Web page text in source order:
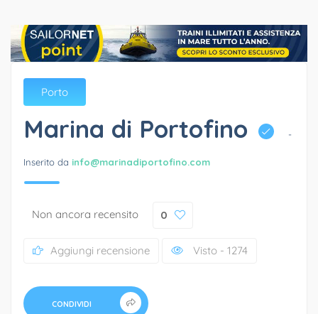
Porto
Marina di Portofino -
Inserito da info@marinadiportofino.com
Non ancora recensito 0
Aggiungi recensione Visto - 1274
CONDIVIDI